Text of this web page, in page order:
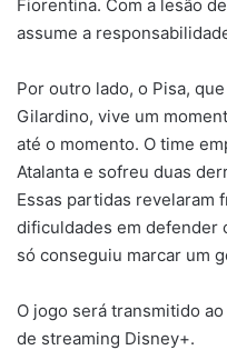
Fiorentina. Com a lesão
assume a
Por outro lado, o Pisa,
Gilardino, vive um
até o momento. O time
Atalanta e sofreu duas
Essas partidas revelaram
dificuldades em defender
só conseguiu marcar um
O jogo será transmitido
de streaming Disney+.